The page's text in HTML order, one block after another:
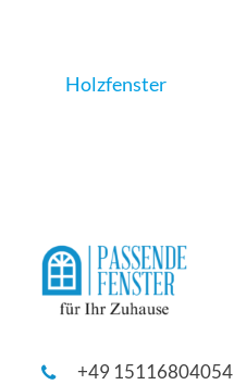
Holzfenster
+49 15116804054